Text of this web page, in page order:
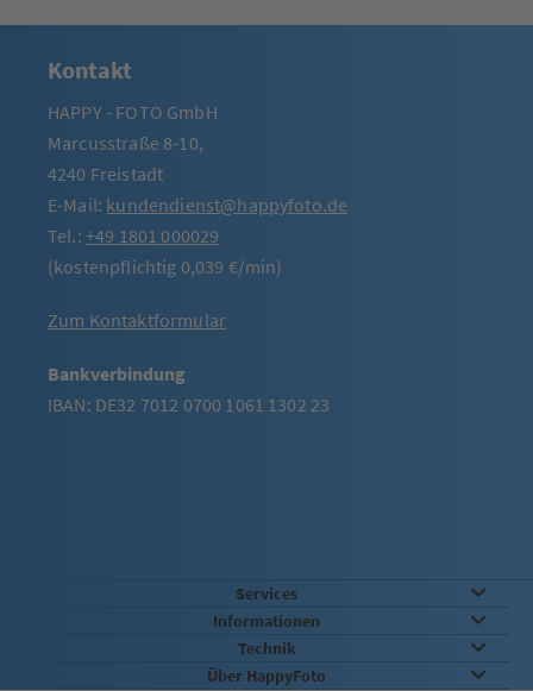
Kontakt
HAPPY - FOTO GmbH
Marcusstraße 8-10,
4240 Freistadt
E-Mail: kundendienst@happyfoto.de
Tel.: +49 1801 000029
(kostenpflichtig 0,039 €/min)
Zum Kontaktformular
Bankverbindung
IBAN: DE32 7012 0700 1061 1302 23
Services
Informationen
Technik
Über HappyFoto